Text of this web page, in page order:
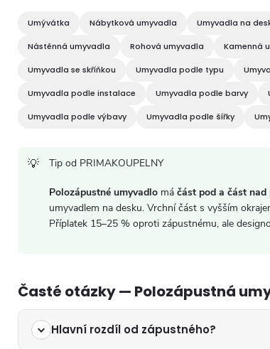
á
d
a
c
p
v
Umývátka Nábytková umyvadla Umyvadla na
Nástěnná umyvadla Rohová umyvadla Kamenná
Umyvadla se skříňkou Umyvadla podle typu
Umyvadla podle instalace Umyvadla podle barvy
Umyvadla podle výbavy Umyvadla podle šířky
Tip od PRIMAKOUPELNY
Polozápustné umyvadlo má část pod a část
umyvadlem na desku. Vrchní část s vyšším
Příplatek 15–25 % oproti zápustnému, ale
Časté otázky — Polozápustná
Hlavní rozdíl od zápustného?